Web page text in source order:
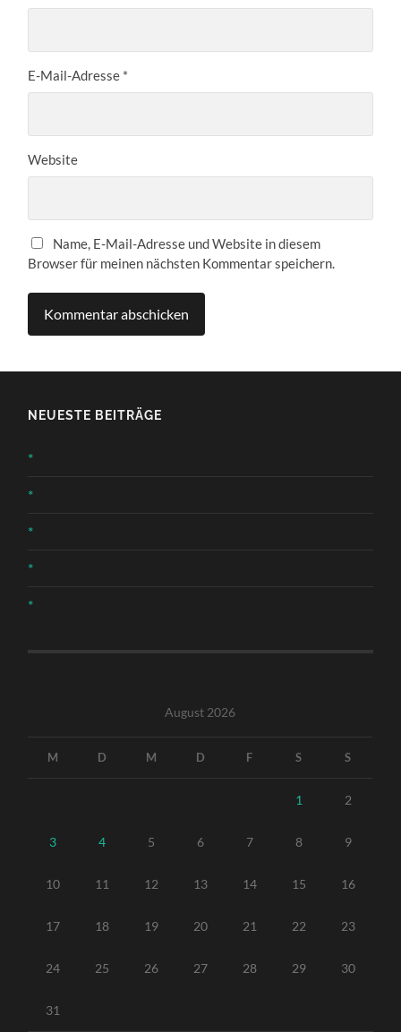
E-Mail-Adresse *
Website
Name, E-Mail-Adresse und Website in diesem
Browser für meinen nächsten Kommentar speichern.
NEUESTE BEITRÄGE
*
*
*
*
*
August 2026
M D M D F S S
1 2
3 4 5 6 7 8 9
10 11 12 13 14 15 16
17 18 19 20 21 22 23
24 25 26 27 28 29 30
31